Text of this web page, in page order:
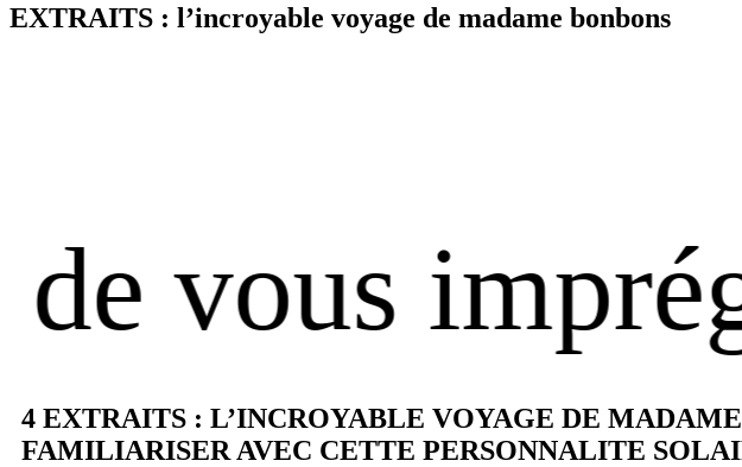
EXTRAITS : l’incroyable voyage de madame bonbons
imprégner
4 EXTRAITS : L’INCROYABLE VOYAGE DE
FAMILIARISER AVEC CETTE PERSONNALITE